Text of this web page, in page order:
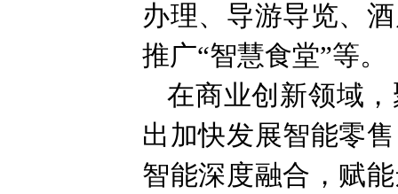
办理、导游导览、
推广“智慧食堂”等。
在商业创新领域
出加快发展智能零
智能深度融合，赋